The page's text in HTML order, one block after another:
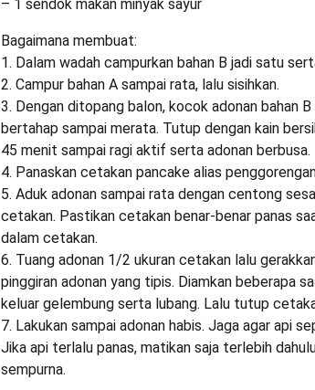
– 1 sendok makan minyak sayur
Bagaimana membuat:
1. Dalam wadah campurkan bahan B jadi satu
2. Campur bahan A sampai rata, lalu sisihkan.
3. Dengan ditopang balon, kocok adonan bahan
bertahap sampai merata. Tutup dengan kain
45 menit sampai ragi aktif serta adonan berbusa.
4. Panaskan cetakan pancake alias
5. Aduk adonan sampai rata dengan centong
cetakan. Pastikan cetakan benar-benar panas
dalam cetakan.
6. Tuang adonan 1/2 ukuran cetakan lalu
pinggiran adonan yang tipis. Diamkan beberapa
keluar gelembung serta lubang. Lalu tutup
7. Lakukan sampai adonan habis. Jaga agar api
Jika api terlalu panas, matikan saja terlebih
sempurna.